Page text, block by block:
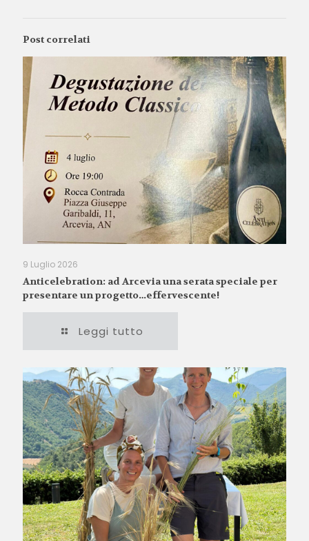
Post correlati
9 Luglio 2026
Anticelebration: ad Arcevia una serata speciale per
presentare un progetto…effervescente!
Leggi tutto